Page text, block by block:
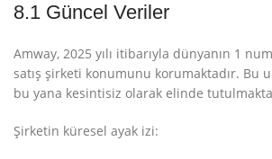
8.1 Güncel Veriler
Amway, 2025 yılı itibarıyla dünyanın 1
satış şirketi konumunu korumaktadır. Bu
bu yana kesintisiz olarak elinde
Şirketin küresel ayak izi: